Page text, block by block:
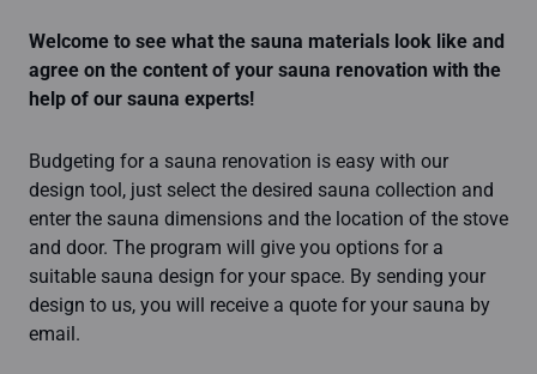
Welcome to see what the sauna materials look like and
agree on the content of your sauna renovation with the
help of our sauna experts!
Budgeting for a sauna renovation is easy with our
design tool, just select the desired sauna collection and
enter the sauna dimensions and the location of the stove
and door. The program will give you options for a
suitable sauna design for your space. By sending your
design to us, you will receive a quote for your sauna by
email.